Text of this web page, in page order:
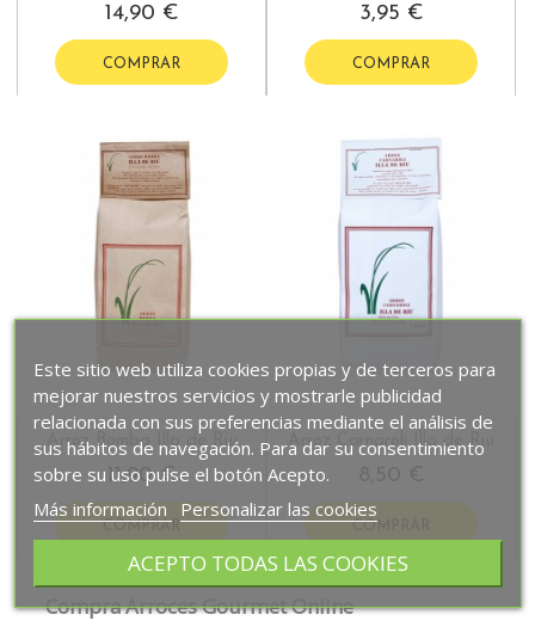
14,90 €
COMPRAR
3,95 €
COMPRAR
Arroz Bomba Illa de Riu
11,90 €
COMPRAR
Arroz Carnaroli Illa de Riu
COMPRAR
Compra Arroces Gourmet Online
Este sitio web utiliza cookies propias y de terceros para
mejorar nuestros servicios y mostrarle publicidad
relacionada con sus preferencias mediante el análisis de
sus hábitos de navegación. Para dar su consentimiento
sobre su uso pulse el botón Acepto.
Más información
Personalizar las cookies
ACEPTO TODAS LAS COOKIES